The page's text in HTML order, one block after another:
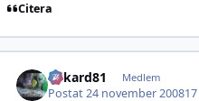
Citera
rickard81 Medlem
Postat24 november 2008